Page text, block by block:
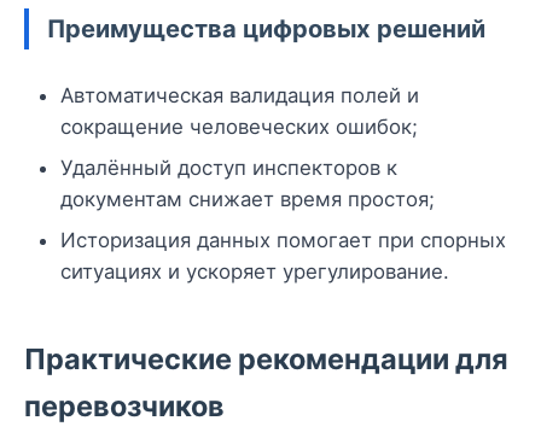
Преимущества цифровых решений
Автоматическая валидация полей и
сокращение человеческих ошибок;
Удалённый доступ инспекторов к
документам снижает время простоя;
Историзация данных помогает при спорных
ситуациях и ускоряет урегулирование.
Практические рекомендации для
перевозчиков